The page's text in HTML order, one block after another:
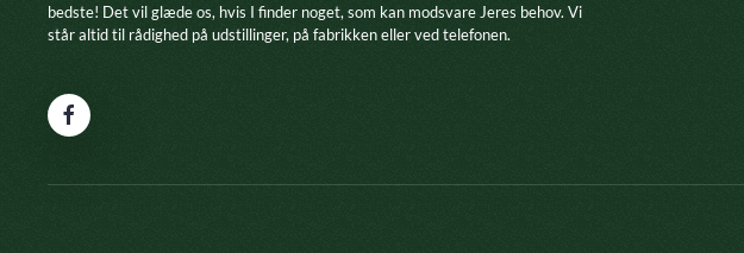
bedste! Det vil glæde os, hvis I finder noget, som kan modsvare Jeres behov. Vi
står altid til rådighed på udstillinger, på fabrikken eller ved telefonen.